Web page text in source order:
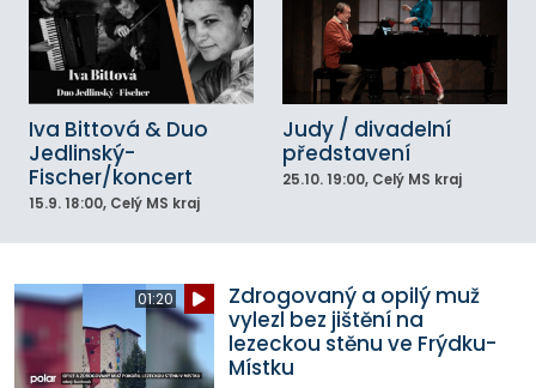
Iva Bittová & Duo
Jedlinský-
Fischer/koncert
15.9. 18:00, Celý MS kraj
Judy / divadelní
představení
25.10. 19:00, Celý MS kraj
01:20
Zdrogovaný a opilý muž
vylezl bez jištění na
lezeckou stěnu ve Frýdku-
Místku